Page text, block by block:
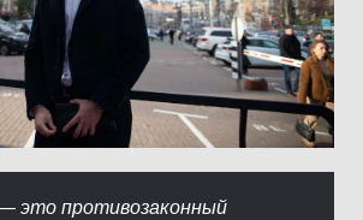
это противозаконный